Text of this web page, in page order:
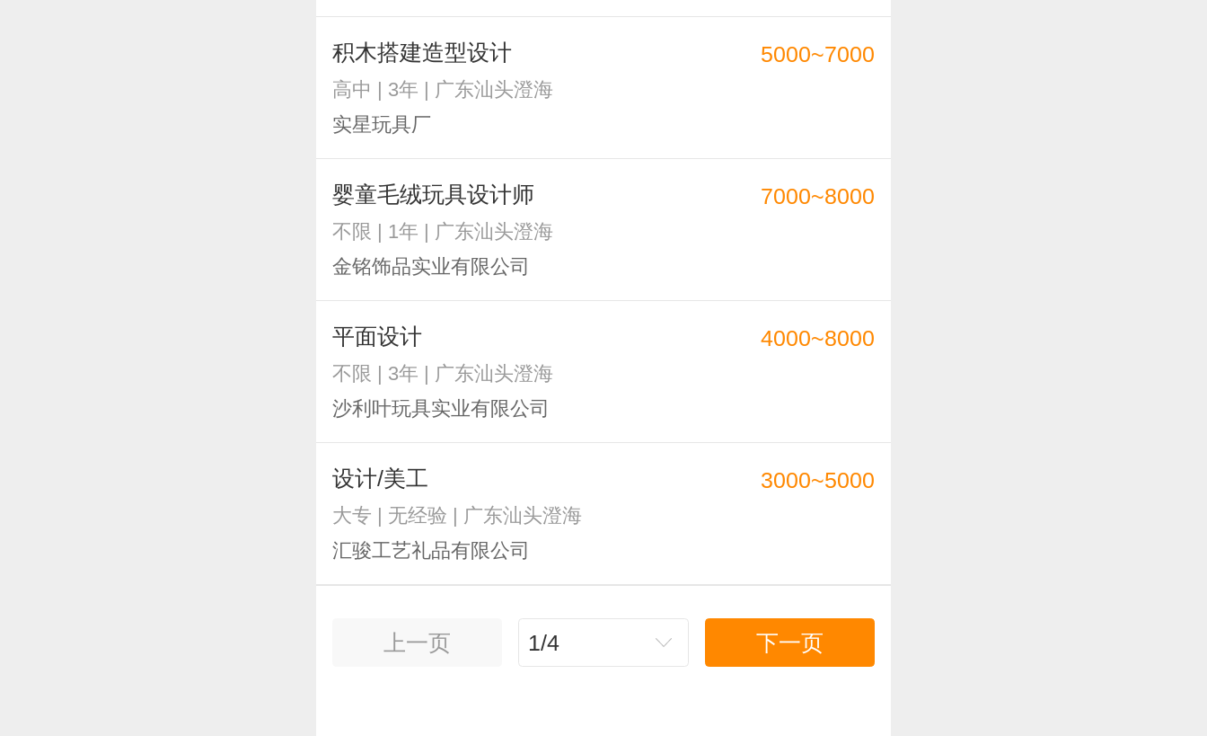
积木搭建造型设计
高中 | 3年 | 广东汕头澄海
实星玩具厂
5000~7000
婴童毛绒玩具设计师
不限 | 1年 | 广东汕头澄海
金铭饰品实业有限公司
7000~8000
平面设计
不限 | 3年 | 广东汕头澄海
沙利叶玩具实业有限公司
4000~8000
设计/美工
大专 | 无经验 | 广东汕头澄海
汇骏工艺礼品有限公司
3000~5000
上一页 1/4 下一页